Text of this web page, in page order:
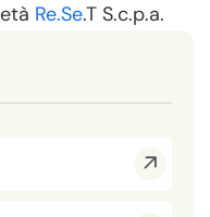
Re.Se.T S.c.p.a.